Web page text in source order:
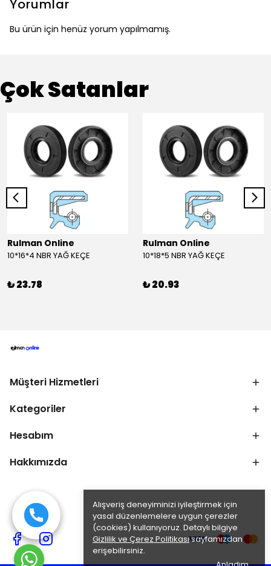
Alışveriş deneyiminizi iyileştirmek için
yasal düzenlemelere uygun çerezler
(cookies) kullanıyoruz. Detaylı bilgiye
Gizlilik ve Çerez Politikasısayfamızdan
erişebilirsiniz.
Yorumlar
Bu ürün için henüz yorum yapılmamış.
Çok Satanlar
Rulman Online
10*16*4 NBR YAĞ KEÇE
₺ 23.78
Rulman Online
10*18*5 NBR YAĞ KEÇE
₺ 20.93
Müşteri Hizmetleri
Kategoriler
Hesabım
Hakkımızda